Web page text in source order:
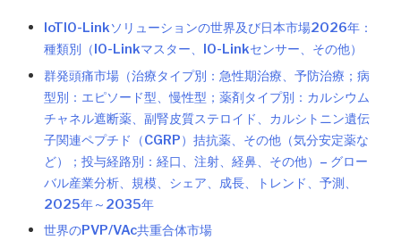
IoTIO-Linkソリューションの世界及び日本市場2026年：
種類別（IO-Linkマスター、IO-Linkセンサー、その他）
群発頭痛市場（治療タイプ別：急性期治療、予防治療；病
型別：エピソード型、慢性型；薬剤タイプ別：カルシウム
チャネル遮断薬、副腎皮質ステロイド、カルシトニン遺伝
子関連ペプチド（CGRP）拮抗薬、その他（気分安定薬な
ど）；投与経路別：経口、注射、経鼻、その他）– グロー
バル産業分析、規模、シェア、成長、トレンド、予測、
2025年～2035年
世界のPVP/VAc共重合体市場